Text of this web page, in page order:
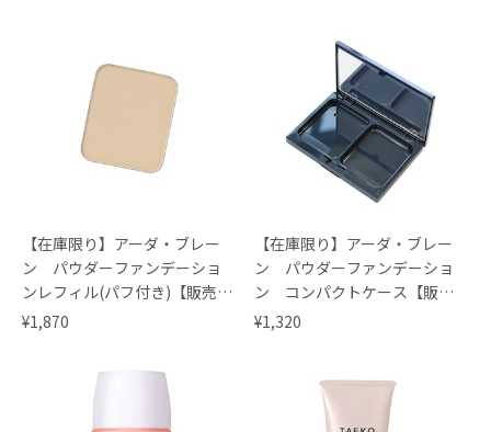
【在庫限り】アーダ・ブレー
ン パウダーファンデーショ
ンレフィル(パフ付き)【販売終
了】
¥1,870
【在庫限り】アーダ・ブレー
ン パウダーファンデーショ
ン コンパクトケース【販売
終了】
¥1,320